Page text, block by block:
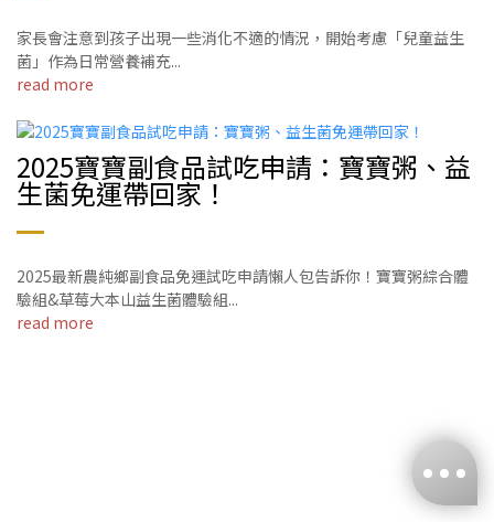
家長會注意到孩子出現一些消化不適的情況，開始考慮「兒童益生
菌」作為日常營養補充...
read more
2025寶寶副食品試吃申請：寶寶粥、益
生菌免運帶回家！
2025最新農純鄉副食品免運試吃申請懶人包告訴你！寶寶粥綜合體
驗組&草莓大本山益生菌體驗組...
read more